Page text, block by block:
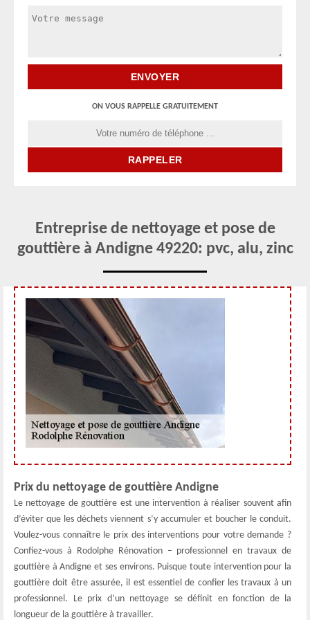
ON VOUS RAPPELLE GRATUITEMENT
Entreprise de nettoyage et pose de
gouttière à Andigne 49220: pvc, alu, zinc
Prix du nettoyage de gouttière Andigne
Le nettoyage de gouttière est une intervention à réaliser souvent afin
d’éviter que les déchets viennent s’y accumuler et boucher le conduit.
Voulez-vous connaître le prix des interventions pour votre demande ?
Confiez-vous à Rodolphe Rénovation – professionnel en travaux de
gouttière à Andigne et ses environs. Puisque toute intervention pour la
gouttière doit être assurée, il est essentiel de confier les travaux à un
professionnel. Le prix d’un nettoyage se définit en fonction de la
longueur de la gouttière à travailler.